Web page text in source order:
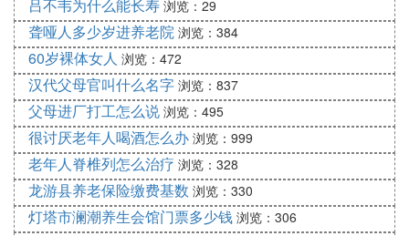
6. 改良优雅旗袍连衣裙
40-50岁女性穿什么颜色显年轻了，我想一定是紫
色。这套非常减龄的妈妈装，造型非常洋气，旗袍盘
扣的点缀增添了一些复古感，加上翻领的设计，有显
俏皮。
7. 刺绣真丝连衣裙
中年女人必买的真丝裙，这个夏天你一定要选，尤其
是这种花朵刺绣的真丝裙，增加一些时髦感，裙摆宽
松的设计，适合各种身材的女性，抽绳的设计也可以
完美收腰。
吕不韦为什么能长寿 浏览：29
聋哑人多少岁进养老院 浏览：384
60岁裸体女人 浏览：472
汉代父母官叫什么名字 浏览：837
父母进厂打工怎么说 浏览：495
很讨厌老年人喝酒怎么办 浏览：999
老年人脊椎列怎么治疗 浏览：328
龙游县养老保险缴费基数 浏览：330
灯塔市澜潮养生会馆门票多少钱 浏览：306